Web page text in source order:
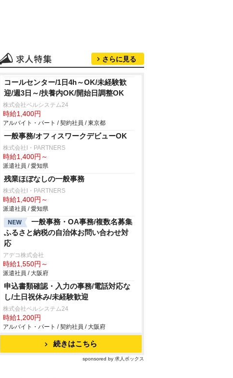
さらに見る
コールセンター/1日4h～OK/未経験歓
迎/週3日～/扶養内OK/開始日調整OK
株式会社ベルシステム24
時給1,400円
アルバイト・パート / 契約社員 / 東京都
一般事務/オフィスワークデビューOK
株式会社I・PARTNERS
時給1,400円～
派遣社員 / 愛知県
残業ほぼなしの一般事務
株式会社I・PARTNERS
時給1,400円～
派遣社員 / 愛知県
NEW
一般事務・OA事務/複数名募集
ふるさと納税の自治体お問い合わせ対
応
アデコ株式会社
時給1,550円～
派遣社員 / 大阪府
申込書類確認・入力の事務/電話対応な
し/土日祝休み/未経験歓迎
株式会社ベルシステム24
時給1,200円
アルバイト・パート / 契約社員 / 大阪府
続きはこちら
sponsored by 求人ボックス